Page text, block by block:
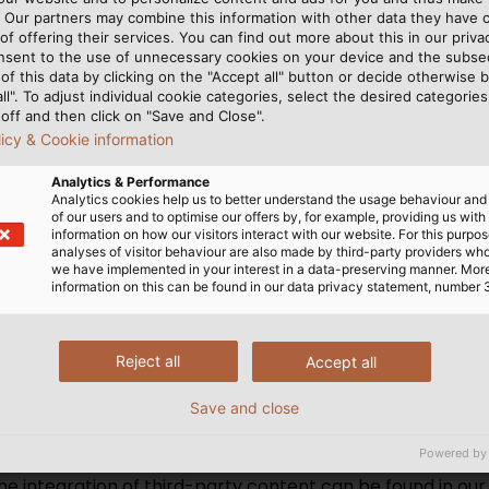
C
from YouTube. This may involve the transmission of
to YouTube and, if applicable, the merging of
by a European subsidiary of a US-based
partners may combine this information with other data they have
offering their services. You can find out more about this in our
to the use of unnecessary cookies on your device and the
this data by clicking on the "Accept all" button or decide otherwise
To adjust individual cookie categories, select the desired
and then click on "Save and Close".
& Cookie information
Analytics & Performance
Analytics cookies help us to better understand the usage behaviour
of our users and to optimise our offers by, for example, providing us with
information on how our visitors interact with our website. For this
analyses of visitor behaviour are also made by third-party providers
we have implemented in your interest in a data-preserving manner.
information on this can be found in our data privacy statement, number
Accept all
Reject all
Save and close
Powered by